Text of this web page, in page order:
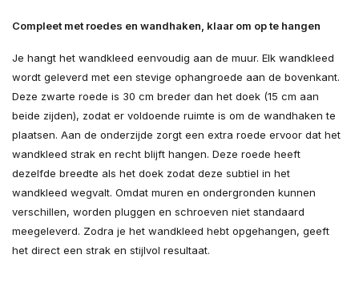
Compleet met roedes en wandhaken, klaar om op te hangen
Je hangt het wandkleed eenvoudig aan de muur. Elk wandkleed
wordt geleverd met een stevige ophangroede aan de bovenkant.
Deze zwarte roede is 30 cm breder dan het doek (15 cm aan
beide zijden), zodat er voldoende ruimte is om de wandhaken te
plaatsen. Aan de onderzijde zorgt een extra roede ervoor dat het
wandkleed strak en recht blijft hangen. Deze roede heeft
dezelfde breedte als het doek zodat deze subtiel in het
wandkleed wegvalt. Omdat muren en ondergronden kunnen
verschillen, worden pluggen en schroeven niet standaard
meegeleverd. Zodra je het wandkleed hebt opgehangen, geeft
het direct een strak en stijlvol resultaat.